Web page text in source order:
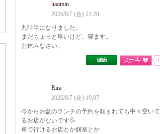
haomin
2026/8/7 (金) 21:20
九時半になりました。
まだちょっと早いけど、寝ます。
お休みなさい。
3
Rira
2026/8/7 (金) 19:07
今からお盆のランチの予約を頼まれても中々空いて
るお店がないです💦
車で行けるお店とか個室とか